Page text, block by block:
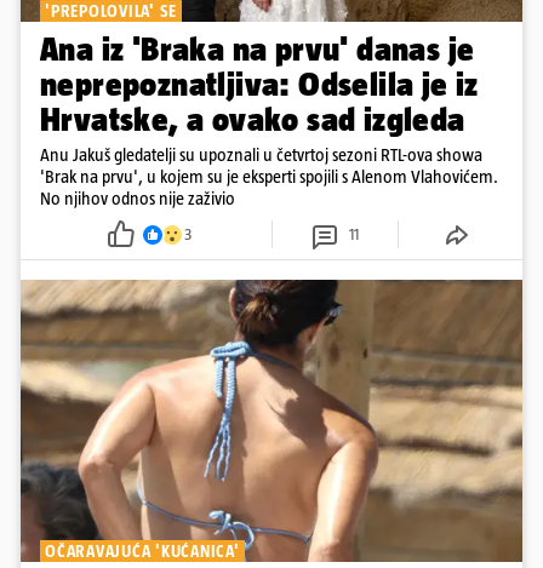
'PREPOLOVILA' SE
Ana iz 'Braka na prvu' danas je
neprepoznatljiva: Odselila je iz
Hrvatske, a ovako sad izgleda
Anu Jakuš gledatelji su upoznali u četvrtoj sezoni RTL-ova showa
'Brak na prvu', u kojem su je eksperti spojili s Alenom Vlahovićem.
No njihov odnos nije zaživio
3 11
OČARAVAJUĆA 'KUĆANICA'